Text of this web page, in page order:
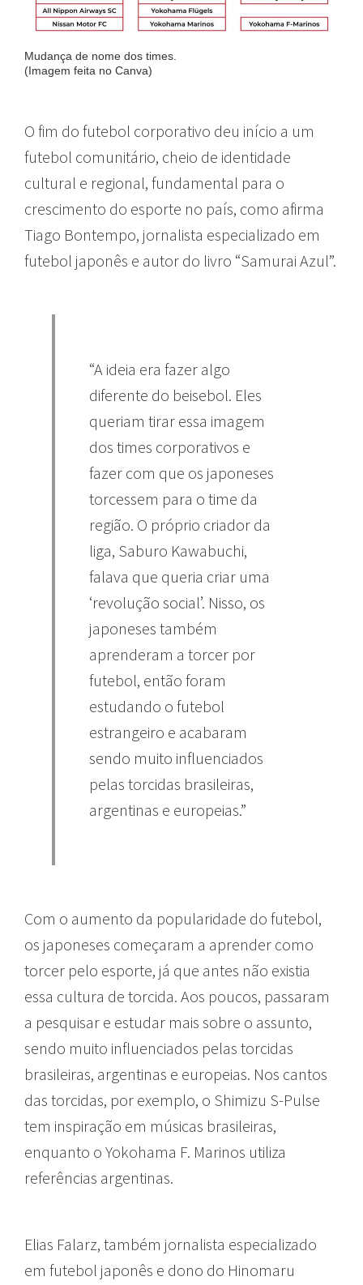
Mudança de nome dos times.
(Imagem feita no Canva)
O fim do futebol corporativo deu início a um
futebol comunitário, cheio de identidade
cultural e regional, fundamental para o
crescimento do esporte no país, como afirma
Tiago Bontempo, jornalista especializado em
futebol japonês e autor do livro “Samurai Azul”.
“A ideia era fazer algo
diferente do beisebol. Eles
queriam tirar essa imagem
dos times corporativos e
fazer com que os japoneses
torcessem para o time da
região. O próprio criador da
liga, Saburo Kawabuchi,
falava que queria criar uma
‘revolução social’. Nisso, os
japoneses também
aprenderam a torcer por
futebol, então foram
estudando o futebol
estrangeiro e acabaram
sendo muito influenciados
pelas torcidas brasileiras,
argentinas e europeias.”
Com o aumento da popularidade do futebol,
os japoneses começaram a aprender como
torcer pelo esporte, já que antes não existia
essa cultura de torcida. Aos poucos, passaram
a pesquisar e estudar mais sobre o assunto,
sendo muito influenciados pelas torcidas
brasileiras, argentinas e europeias. Nos cantos
das torcidas, por exemplo, o Shimizu S-Pulse
tem inspiração em músicas brasileiras,
enquanto o Yokohama F. Marinos utiliza
referências argentinas.
Elias Falarz, também jornalista especializado
em futebol japonês e dono do Hinomaru